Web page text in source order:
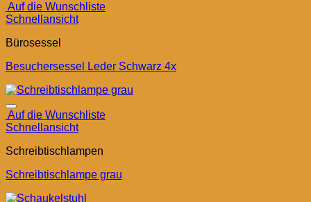
Auf die Wunschliste
Schnellansicht
Bürosessel
Besuchersessel Leder Schwarz 4x
Auf die Wunschliste
Schnellansicht
Schreibtischlampen
Schreibtischlampe grau